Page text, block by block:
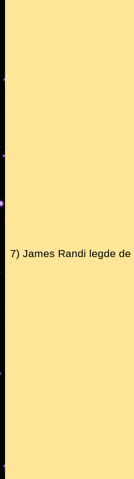
7) James Randi legde de